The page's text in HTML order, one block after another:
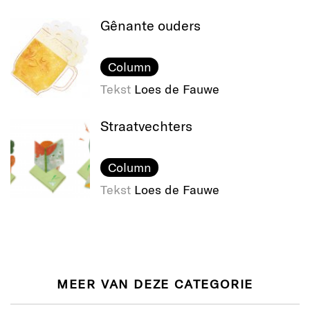
Gênante ouders
Column
Tekst Loes de Fauwe
Straatvechters
Column
Tekst Loes de Fauwe
MEER VAN DEZE CATEGORIE